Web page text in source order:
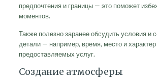
предпочтения и границы — это поможет
моментов.
Также полезно заранее обсудить условия и
детали — например, время, место и характер
предоставляемых услуг.
Создание атмосферы